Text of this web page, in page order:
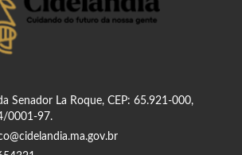
Senador La Roque, CEP: 65.921-000,
0001-97.